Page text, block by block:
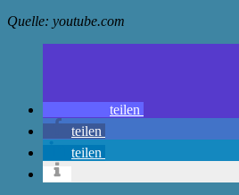
Quelle: youtube.com
teilen
teilen
teilen